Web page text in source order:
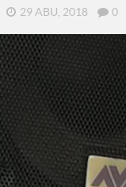
29 ABU, 2018 0